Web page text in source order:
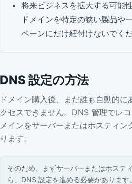
将来ビジネスを拡大する可能
ドメインを特定の狭い製品や
ペーンにだけ紐付けないでくだ
DNS 設定の方法
ドメイン購入後、まだ誰も自動的に
クセスできません。DNS 管理でレ
メインをサーバーまたはホスティン
ります。
そのため、まずサーバーまたはホステ
ら、DNS 設定を進める必要がありま